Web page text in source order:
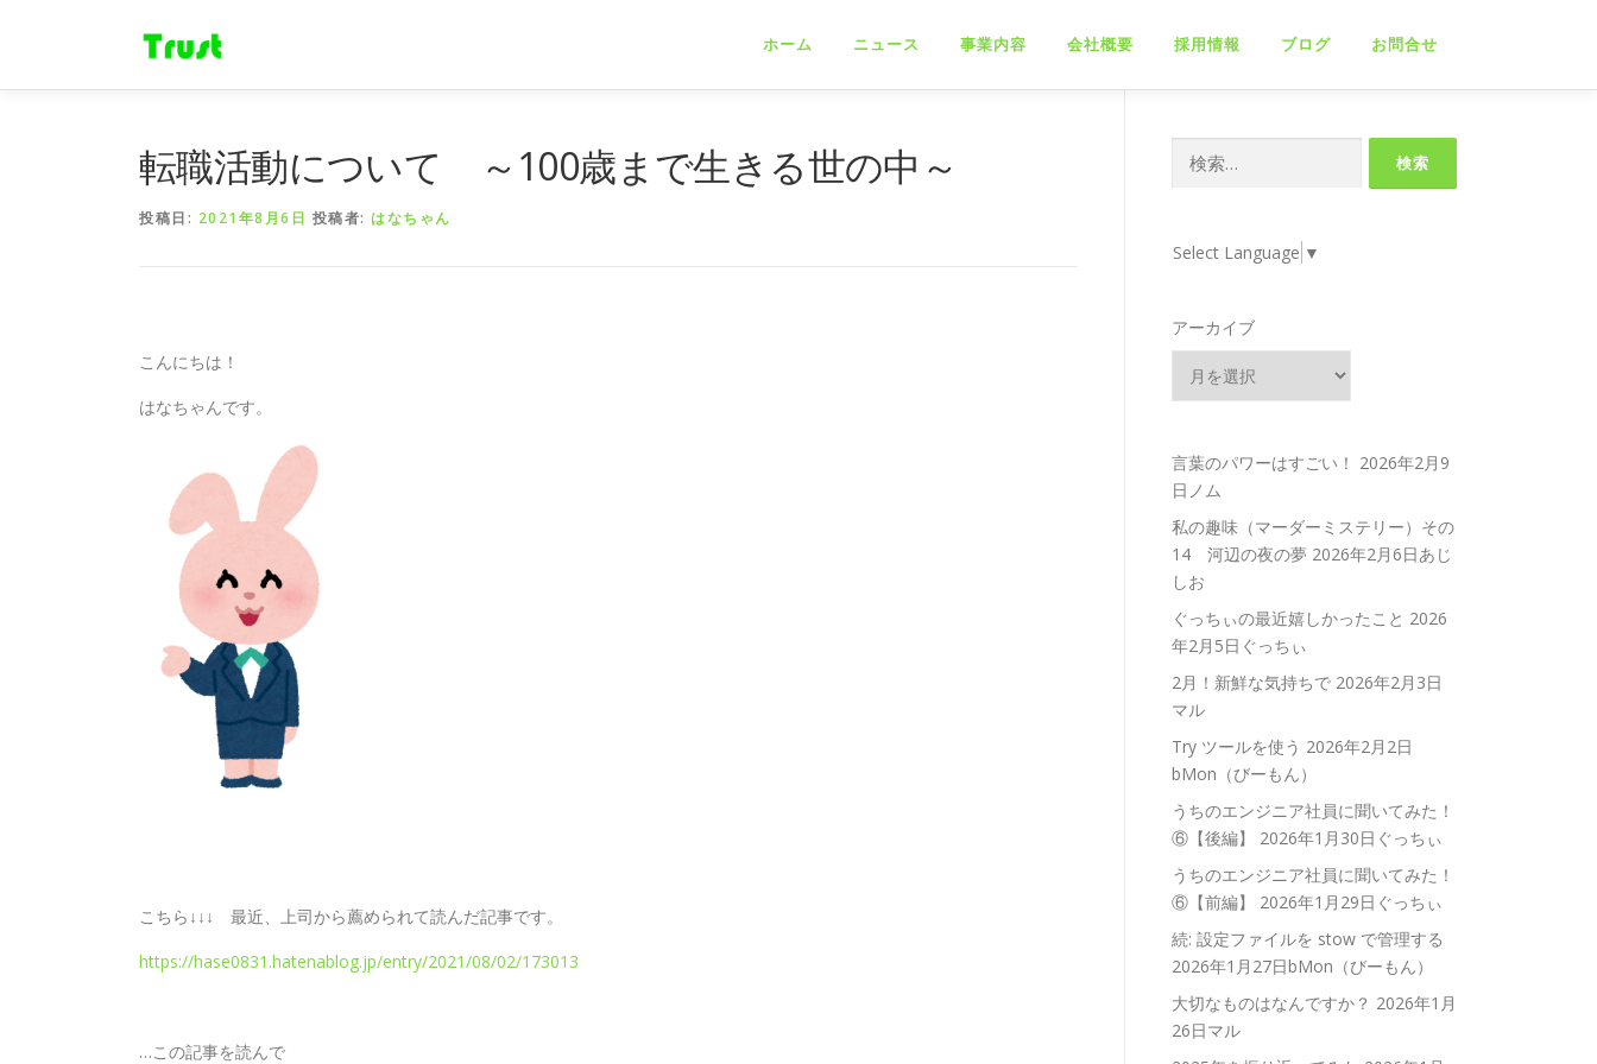
ン
ホーム ニュース 事業内容 会社概要 採用情報 ブログ お問合せ
転職活動について ～100歳まで生きる世の中～
投稿日: 2021年8月6日 投稿者: はなちゃん
こんにちは！
はなちゃんです。
こちら↓↓↓ 最近、上司から薦められて読んだ記事です。
https://hase0831.hatenablog.jp/entry/2021/08/02/173013
…この記事を読んで
Select Language ▼
アーカイブ
言葉のパワーはすごい！ 2026年2月9
日ノム
私の趣味（マーダーミステリー）その
14 河辺の夜の夢 2026年2月6日あじ
しお
ぐっちぃの最近嬉しかったこと 2026
年2月5日ぐっちぃ
2月！新鮮な気持ちで 2026年2月3日
マル
Try ツールを使う 2026年2月2日
bMon（びーもん）
うちのエンジニア社員に聞いてみた！
⑥【後編】
2026年1月30日ぐっちぃ
うちのエンジニア社員に聞いてみた！
⑥【前編】
2026年1月29日ぐっちぃ
続: 設定ファイルを stow で管理する
2026年1月27日bMon（びーもん）
大切なものはなんですか？ 2026年1月
26日マル